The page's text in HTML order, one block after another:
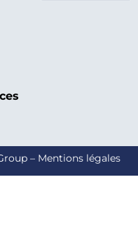
– Mentions légales